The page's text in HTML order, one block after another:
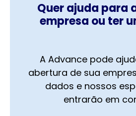
Quer ajuda para
empresa ou ter
A Advance pode
abertura de sua
dados e nossos
entrarão em